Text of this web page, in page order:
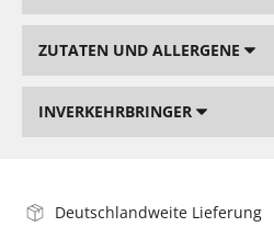
ZUTATEN UND ALLERGENE
INVERKEHRBRINGER
Deutschlandweite Lieferung